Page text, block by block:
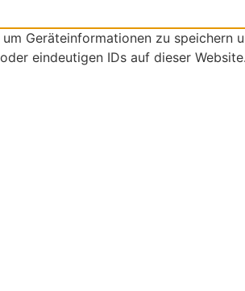
Geräteinformationen zu speichern
eindeutigen IDs auf dieser